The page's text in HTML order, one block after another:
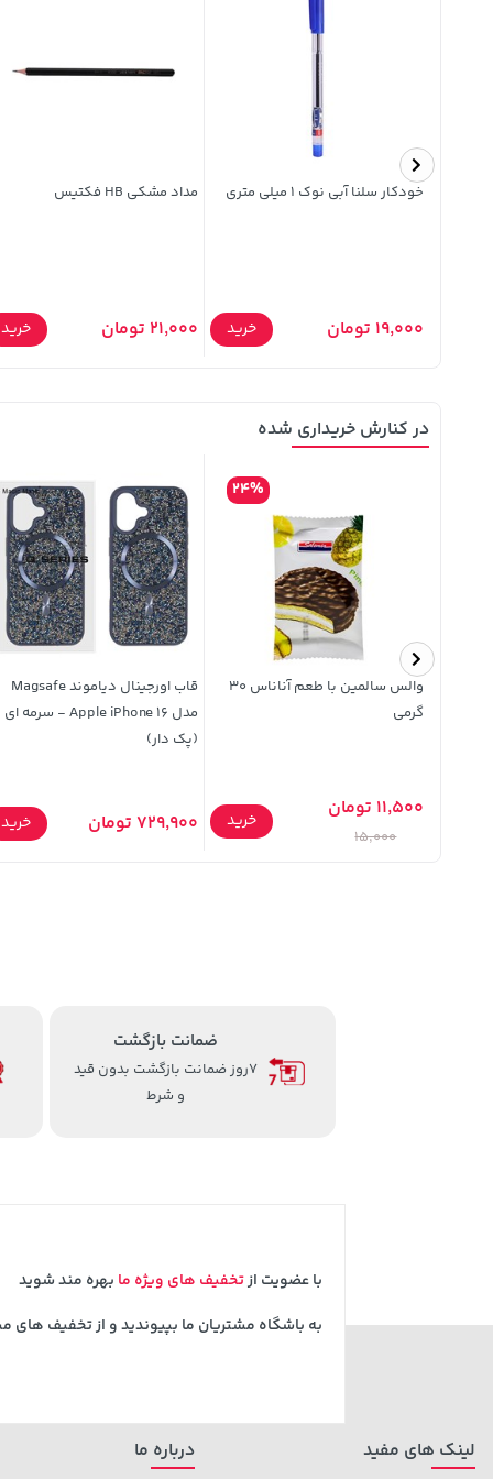
خودکار سلنا آبی نوک 1 میلی متری
19,000 تومان خرید
مداد مشکی HB فکتیس
21,000 تومان خرید
در کنارش خریداری شده
والس سالمین با طعم آناناس 30
گرمی
24%
11,500 تومان
15,000
خرید
قاب اورجینال دیاموند Magsafe
مدل Apple iPhone 16 - سرمه ای
(پک دار)
729,900 تومان خرید
ضمانت بازگشت
7روز ضمانت بازگشت بدون قید
و شرط
با عضویت ازتخفیف های ویژه ما بهره مند شوید
به باشگاه مشتریان ما بپیوندید و از تخفیف های
لینک های مفید درباره ما